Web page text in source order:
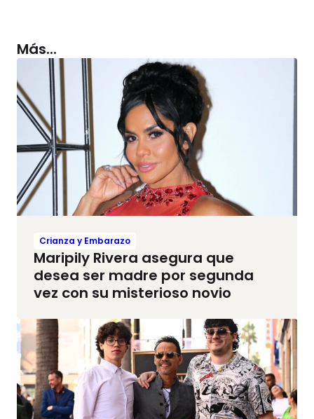
Más...
Crianza y Embarazo
Maripily Rivera asegura que
desea ser madre por segunda
vez con su misterioso novio